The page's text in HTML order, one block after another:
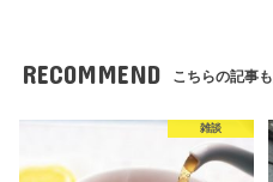
RECOMMEND こちらの記事も
雑談